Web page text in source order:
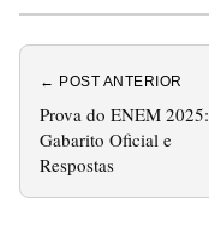
← POST ANTERIOR
Prova do ENEM 2025:
Gabarito Oficial e
Respostas